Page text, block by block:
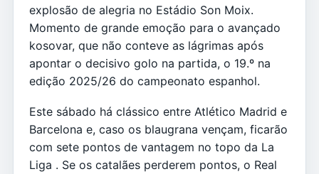
explosão de alegria no Estádio Son Moix.
Momento de grande emoção para o avançado
kosovar, que não conteve as lágrimas após
apontar o decisivo golo na partida, o 19.º na
edição 2025/26 do campeonato espanhol.
Este sábado há clássico entre Atlético Madrid e
Barcelona e, caso os blaugrana vençam, ficarão
com sete pontos de vantagem no topo da La
Liga . Se os catalães perderem pontos, o Real